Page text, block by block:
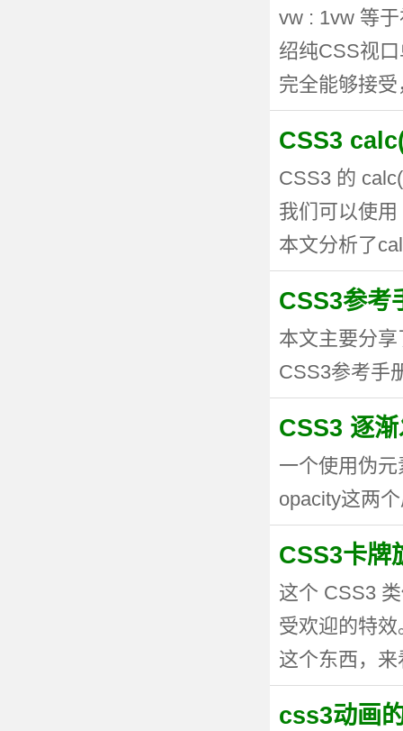
vw : 1vw 等
绍纯CSS视
完全能够接
CSS3
CSS3 的
我们可以使
本文分析了
CSS3参考
本文主要分
CSS3参考手
CSS3 逐
一个使用伪
opacity这两
CSS3卡牌
这个 CSS3
受欢迎的特
这个东西，
css3动画